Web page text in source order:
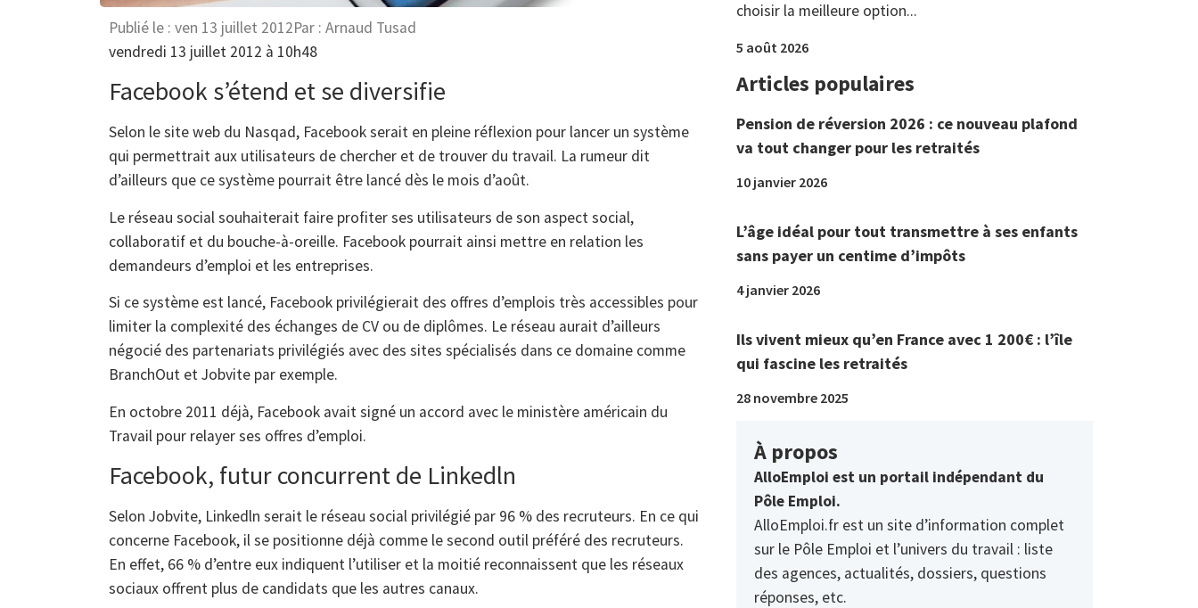
Publié le : ven 13 juillet 2012Par : Arnaud Tusad
vendredi 13 juillet 2012 à 10h48
Facebook s’étend et se diversifie
Selon le site web du Nasqad, Facebook serait en pleine réflexion pour lancer un système
qui permettrait aux utilisateurs de chercher et de trouver du travail. La rumeur dit
d’ailleurs que ce système pourrait être lancé dès le mois d’août.
Le réseau social souhaiterait faire profiter ses utilisateurs de son aspect social,
collaboratif et du bouche-à-oreille. Facebook pourrait ainsi mettre en relation les
demandeurs d’emploi et les entreprises.
Si ce système est lancé, Facebook privilégierait des offres d’emplois très accessibles pour
limiter la complexité des échanges de CV ou de diplômes. Le réseau aurait d’ailleurs
négocié des partenariats privilégiés avec des sites spécialisés dans ce domaine comme
BranchOut et Jobvite par exemple.
En octobre 2011 déjà, Facebook avait signé un accord avec le ministère américain du
Travail pour relayer ses offres d’emploi.
Facebook, futur concurrent de Linkedln
Selon Jobvite, Linkedln serait le réseau social privilégié par 96 % des recruteurs. En ce qui
concerne Facebook, il se positionne déjà comme le second outil préféré des recruteurs.
En effet, 66 % d’entre eux indiquent l’utiliser et la moitié reconnaissent que les réseaux
sociaux offrent plus de candidats que les autres canaux.
choisir la meilleure option...
5 août 2026
Articles populaires
Pension de réversion 2026 : ce nouveau plafond
va tout changer pour les retraités
10 janvier 2026
L’âge idéal pour tout transmettre à ses enfants
sans payer un centime d’impôts
4 janvier 2026
Ils vivent mieux qu’en France avec 1 200€ : l’île
qui fascine les retraités
28 novembre 2025
À propos
AlloEmploi est un portail indépendant du
Pôle Emploi.
AlloEmploi.fr est un site d’information complet
sur le Pôle Emploi et l’univers du travail : liste
des agences, actualités, dossiers, questions
réponses, etc.